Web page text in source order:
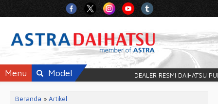
DEALER RESMI DAIHATSU
Menu Model
Beranda » Artikel